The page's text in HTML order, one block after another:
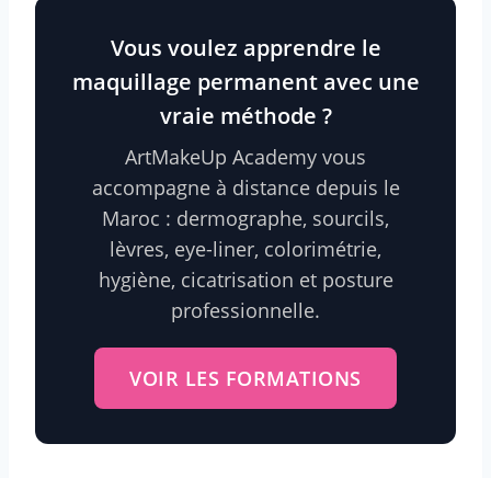
Vous voulez apprendre le
maquillage permanent avec une
vraie méthode ?
ArtMakeUp Academy vous
accompagne à distance depuis le
Maroc : dermographe, sourcils,
lèvres, eye-liner, colorimétrie,
hygiène, cicatrisation et posture
professionnelle.
VOIR LES FORMATIONS